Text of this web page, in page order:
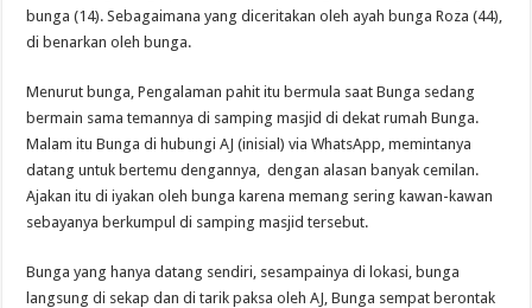
bunga (14). Sebagaimana yang diceritakan oleh ayah bunga Roza (44),
di benarkan oleh bunga.
Menurut bunga, Pengalaman pahit itu bermula saat Bunga sedang
bermain sama temannya di samping masjid di dekat rumah Bunga.
Malam itu Bunga di hubungi AJ (inisial) via WhatsApp, memintanya
datang untuk bertemu dengannya, dengan alasan banyak cemilan.
Ajakan itu di iyakan oleh bunga karena memang sering kawan-kawan
sebayanya berkumpul di samping masjid tersebut.
Bunga yang hanya datang sendiri, sesampainya di lokasi, bunga
langsung di sekap dan di tarik paksa oleh AJ, Bunga sempat berontak